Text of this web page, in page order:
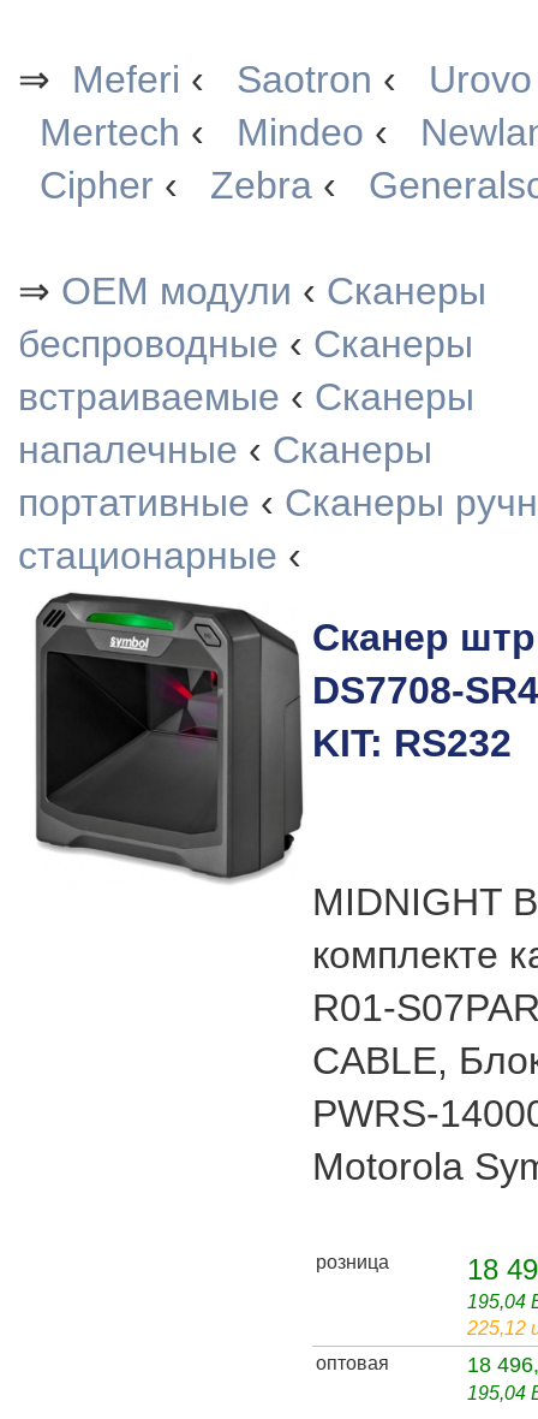
⇒ Meferi ‹ Saotron ‹ Urovo
Mertech ‹ Mindeo ‹
Cipher ‹ Zebra ‹
⇒ OEM модули ‹ Сканеры
беспроводные ‹ Сканеры
встраиваемые ‹ Сканеры
напалечные ‹ Сканеры
портативные ‹ Сканеры
стационарные ‹
Сканер
DS7708-
KIT: RS232
MIDNIGHT
комплекте
R01-
CABLE,
PWRS-
Motorola
розница 18
195,04
225,12
оптовая
18
195,04